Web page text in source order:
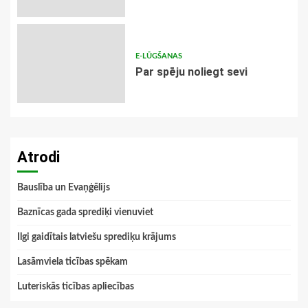
E-LŪGŠANAS
Par spēju noliegt sevi
Atrodi
Bauslība un Evaņģēlijs
Baznīcas gada sprediķi vienuviet
Ilgi gaidītais latviešu sprediķu krājums
Lasāmviela ticības spēkam
Luteriskās ticības apliecības